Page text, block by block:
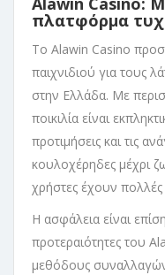
πλατφόρμα
Το Alawin Casino
παιχνιδιού για τους
στην Ελλάδα. Με
ποικιλία είναι
προτιμήσεις και τις
κουλοχέρηδες μέχρι
χρήστες έχουν πολλές
Η ασφάλεια είναι
προτεραιότητες του
μεθόδους